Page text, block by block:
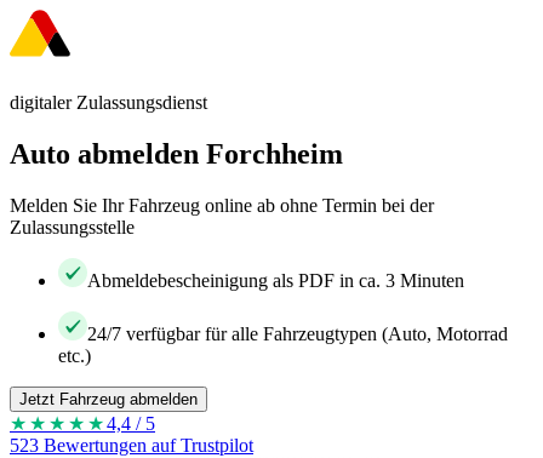
digitaler Zulassungsdienst
Auto abmelden Forchheim
Melden Sie Ihr Fahrzeug online ab ohne Termin bei der
Zulassungsstelle
Abmeldebescheinigung als PDF in ca. 3 Minuten
24/7 verfügbar für alle Fahrzeugtypen (Auto, Motorrad
etc.)
Jetzt Fahrzeug abmelden
★★★★ ★4,4 / 5
523 Bewertungen auf Trustpilot